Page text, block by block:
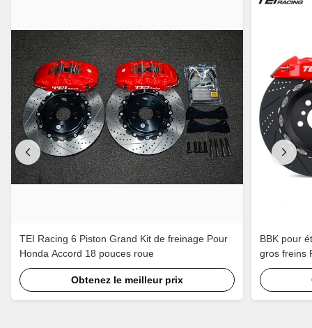
TEI Racing 6 Piston Grand Kit de freinage Pour
Honda Accord 18 pouces roue
Obtenez le meilleur prix
BBK pour
gros freins
TEI haute